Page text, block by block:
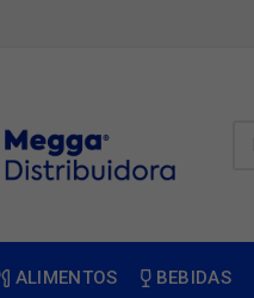
ALIMENTOS BEBIDAS